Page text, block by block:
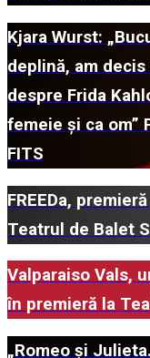
Kjara Wurst:
deplină, am
despre Frida
femeie și ca om”
FITS
FREEDa,
Teatrul de Balet
Valparaiso Vals,
în premieră la
„Romeo și